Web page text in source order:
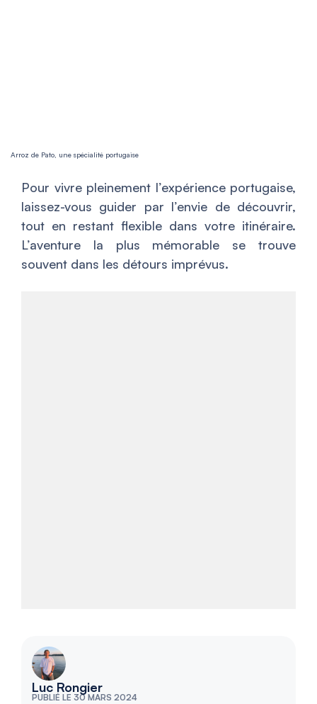
Arroz de Pato, une spécialité portugaise
Pour vivre pleinement l’expérience portugaise,
laissez-vous guider par l’envie de découvrir,
tout en restant flexible dans votre itinéraire.
L’aventure la plus mémorable se trouve
souvent dans les détours imprévus.
Luc Rongier
PUBLIÉ LE 30 MARS 2024